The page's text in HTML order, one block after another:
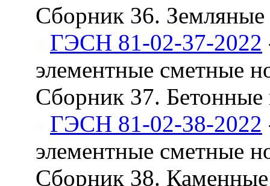
Сборник 36. Земляные
ГЭСН 81-02-37-2022
элементные сметные
Сборник 37. Бетонные
ГЭСН 81-02-38-2022
элементные сметные
Сборник 38. Каменные